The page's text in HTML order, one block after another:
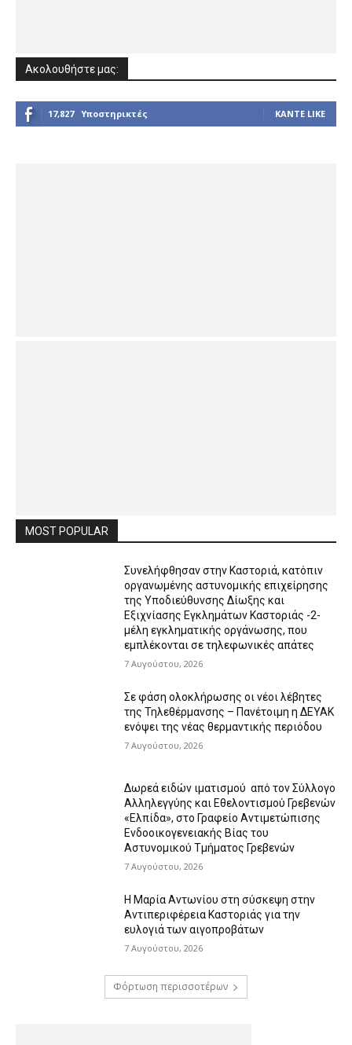
Ακολουθήστε μας:
17,827 Υποστηρικτές ΚΆΝΤΕ LIKE
MOST POPULAR
Συνελήφθησαν στην Καστοριά, κατόπιν
οργανωμένης αστυνομικής επιχείρησης
της Υποδιεύθυνσης Δίωξης και
Εξιχνίασης Εγκλημάτων Καστοριάς -2-
μέλη εγκληματικής οργάνωσης, που
εμπλέκονται σε τηλεφωνικές απάτες
7 Αυγούστου, 2026
Σε φάση ολοκλήρωσης οι νέοι λέβητες
της Τηλεθέρμανσης – Πανέτοιμη η ΔΕΥΑΚ
ενόψει της νέας θερμαντικής περιόδου
7 Αυγούστου, 2026
Δωρεά ειδών ιματισμού από τον Σύλλογο
Αλληλεγγύης και Εθελοντισμού Γρεβενών
«Ελπίδα», στο Γραφείο Αντιμετώπισης
Ενδοοικογενειακής Βίας του
Αστυνομικού Τμήματος Γρεβενών
7 Αυγούστου, 2026
Η Μαρία Αντωνίου στη σύσκεψη στην
Αντιπεριφέρεια Καστοριάς για την
ευλογιά των αιγοπροβάτων
7 Αυγούστου, 2026
Φόρτωση περισσοτέρων